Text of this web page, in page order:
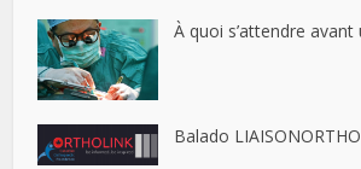
À quoi s’attendre
Balado LIAISONORTHO